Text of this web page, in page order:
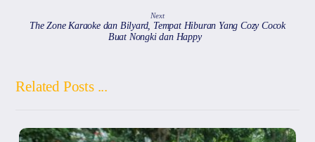
Next
The Zone Karaoke dan Bilyard, Tempat Hiburan Yang Cozy Cocok
Buat Nongki dan Happy
Related Posts ...